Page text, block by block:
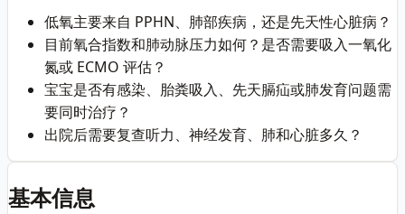
低氧主要来自 PPHN、肺部疾病，还是先天性心脏病？
目前氧合指数和肺动脉压力如何？是否需要吸入一氧化
氮或 ECMO 评估？
宝宝是否有感染、胎粪吸入、先天膈疝或肺发育问题需
要同时治疗？
出院后需要复查听力、神经发育、肺和心脏多久？
基本信息